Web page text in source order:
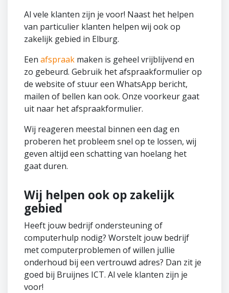
Al vele klanten zijn je voor! Naast het helpen
van particulier klanten helpen wij ook op
zakelijk gebied in Elburg.
Een afspraak maken is geheel vrijblijvend en
zo gebeurd. Gebruik het afspraakformulier op
de website of stuur een WhatsApp bericht,
mailen of bellen kan ook. Onze voorkeur gaat
uit naar het afspraakformulier.
Wij reageren meestal binnen een dag en
proberen het probleem snel op te lossen, wij
geven altijd een schatting van hoelang het
gaat duren.
Wij helpen ook op zakelijk
gebied
Heeft jouw bedrijf ondersteuning of
computerhulp nodig? Worstelt jouw bedrijf
met computerproblemen of willen jullie
onderhoud bij een vertrouwd adres? Dan zit je
goed bij Bruijnes ICT. Al vele klanten zijn je
voor!